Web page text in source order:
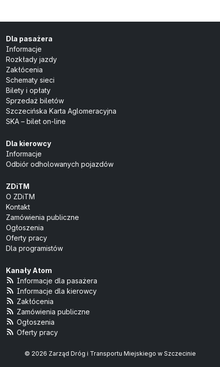
Dla pasażera
Informacje
Rozkłady jazdy
Zakłócenia
Schematy sieci
Bilety i opłaty
Sprzedaż biletów
Szczecińska Karta Aglomeracyjna
SKA – bilet on-line
Dla kierowcy
Informacje
Odbiór odholowanych pojazdów
ZDiTM
O ZDiTM
Kontakt
Zamówienia publiczne
Ogłoszenia
Oferty pracy
Dla programistów
Kanały Atom
Informacje dla pasażera
Informacje dla kierowcy
Zakłócenia
Zamówienia publiczne
Ogłoszenia
Oferty pracy
© 2026 Zarząd Dróg i Transportu Miejskiego w Szczecinie